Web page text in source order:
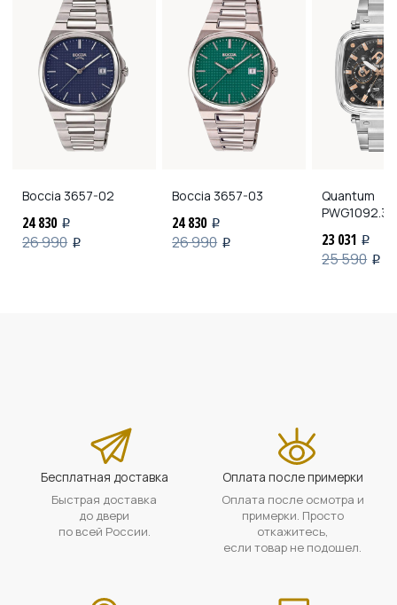
Boccia 3657-02
24 830 i
26 990 i
Boccia 3657-03
24 830 i
26 990 i
Quantum
23 031 i
25 590 i
Бесплатная доставка
Быстрая доставка
до двери
по всей России.
Оплата после примерки
Оплата после осмотра и
примерки. Просто
откажитесь,
если товар не подошел.